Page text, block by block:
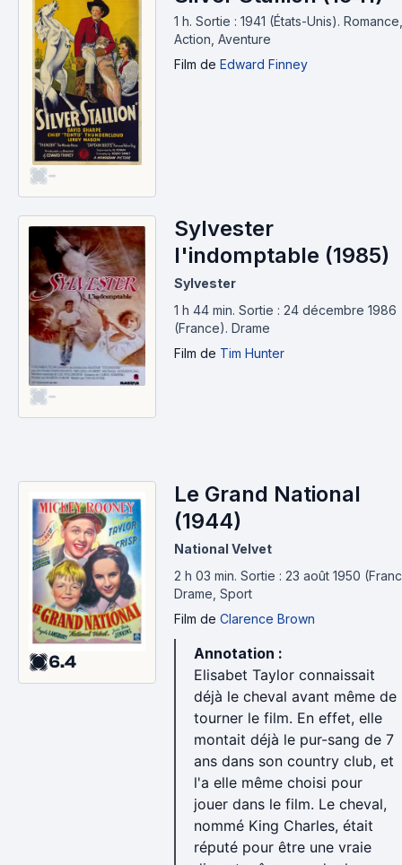
-
1 h. Sortie : 1941 (États-Unis). Romance,
Action, Aventure
Film de Edward Finney
-
Sylvester
l'indomptable (1985)
Sylvester
1 h 44 min. Sortie : 24 décembre 1986
(France). Drame
Film de Tim Hunter
6.4
Le Grand National
(1944)
National Velvet
2 h 03 min. Sortie : 23 août 1950
Drame, Sport
Film de Clarence Brown
Annotation :
Elisabet Taylor connaissait
déjà le cheval avant même de
tourner le film. En effet, elle
montait déjà le pur-sang de 7
ans dans son country club, et
l'a elle même choisi pour
jouer dans le film. Le cheval,
nommé King Charles, était
réputé pour être une vraie